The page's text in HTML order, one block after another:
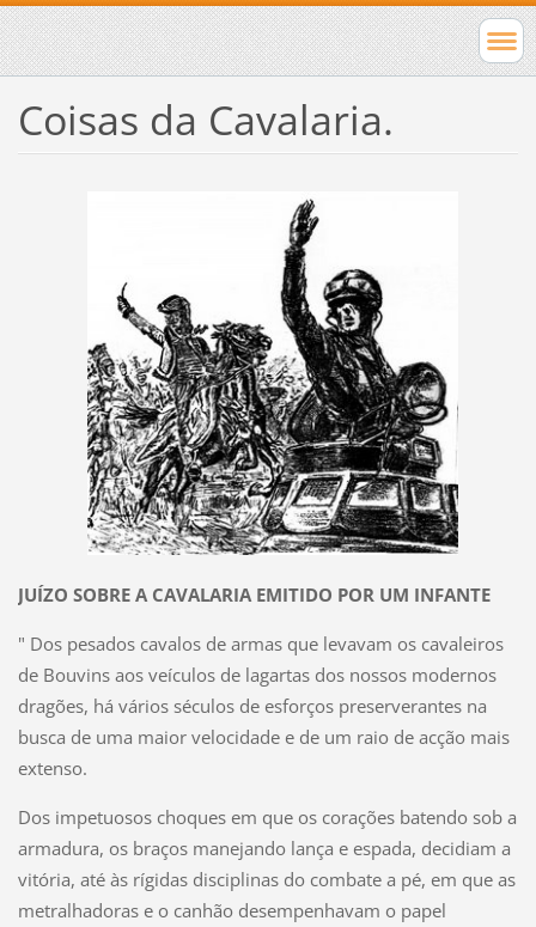
Coisas da Cavalaria.
JUÍZO SOBRE A CAVALARIA EMITIDO POR UM INFANTE
" Dos pesados cavalos de armas que levavam os cavaleiros
de Bouvins aos veículos de lagartas dos nossos modernos
dragões, há vários séculos de esforços preserverantes na
busca de uma maior velocidade e de um raio de acção mais
extenso.
Dos impetuosos choques em que os corações batendo sob a
armadura, os braços manejando lança e espada, decidiam a
vitória, até às rígidas disciplinas do combate a pé, em que as
metralhadoras e o canhão desempenhavam o papel